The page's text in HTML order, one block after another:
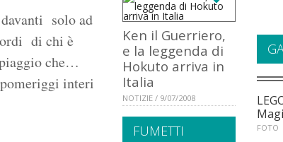
solo ad
di chi è
che…
interi
Ken il Guerriero,
e la leggenda di
Hokuto arriva in
Italia
NOTIZIE / 9/07/2008
FUMETTI
FOTO